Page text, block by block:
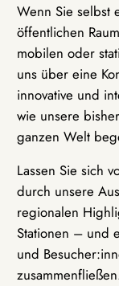
Wenn Sie selbst
öffentlichen
mobilen oder
uns über eine
innovative und
wie unsere
ganzen Welt
Lassen Sie sich
durch unsere
regionalen
Stationen – und
und